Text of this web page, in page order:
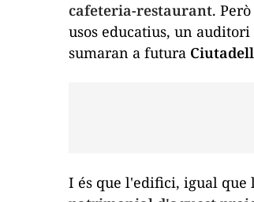
cafeteria-restaurant.
usos educatius, un
sumaran a futura
I és que l'edifici, igual